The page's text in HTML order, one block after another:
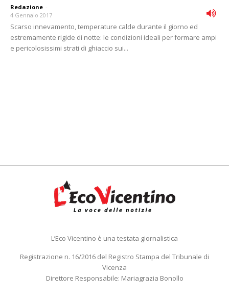
Redazione -
4 Gennaio 2017
Scarso innevamento, temperature calde durante il giorno ed
estremamente rigide di notte: le condizioni ideali per formare ampi
e pericolosissimi strati di ghiaccio sui...
L’Eco Vicentino è una testata giornalistica
Registrazione n. 16/2016 del Registro Stampa del Tribunale di
Vicenza
Direttore Responsabile: Mariagrazia Bonollo